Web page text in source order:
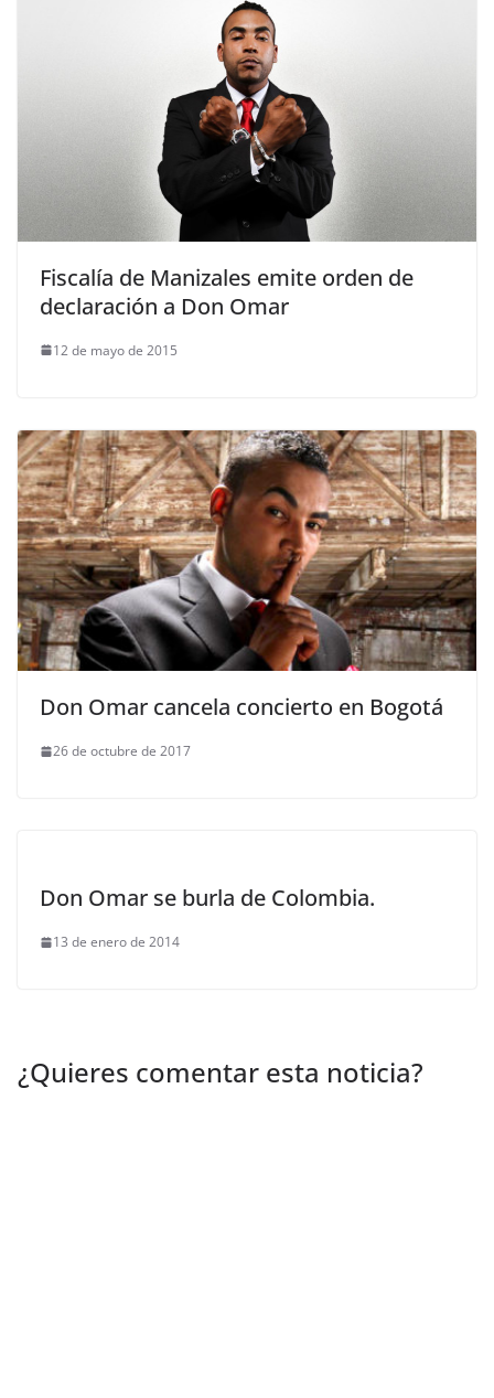
Fiscalía de Manizales emite orden de
declaración a Don Omar
12 de mayo de 2015
Don Omar cancela concierto en Bogotá
26 de octubre de 2017
Don Omar se burla de Colombia.
13 de enero de 2014
¿Quieres comentar esta noticia?